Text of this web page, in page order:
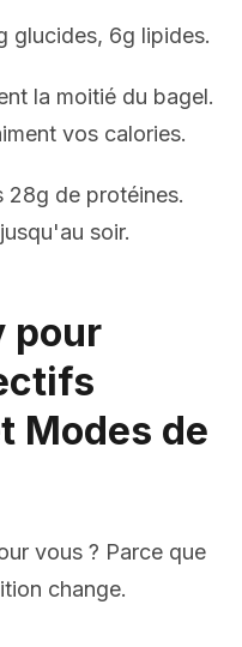
glucides, 6g lipides.
la moitié du bagel.
vos calories.
28g de protéines.
soir.
pour
Modes de
vous ? Parce que
change.